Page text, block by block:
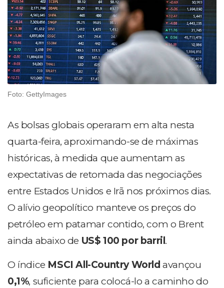
Foto: GettyImages
As bolsas globais operaram em alta nesta
quarta-feira, aproximando-se de máximas
históricas, à medida que aumentam as
expectativas de retomada das negociações
entre Estados Unidos e Irã nos próximos dias.
O alívio geopolítico manteve os preços do
petróleo em patamar contido, com o Brent
ainda abaixo de US$ 100 por barril .
O índice MSCI All-Country World avançou
0,1%, suficiente para colocá-lo a caminho do